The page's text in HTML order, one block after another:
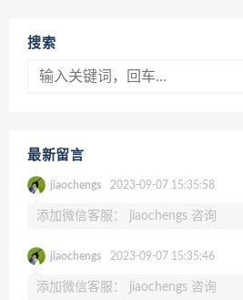
搜索
最新留言
jiaochengs 2023-09-07 15:35:58
添加微信客服： jiaochengs 咨询
jiaochengs 2023-09-07 15:35:46
添加微信客服： jiaochengs 咨询